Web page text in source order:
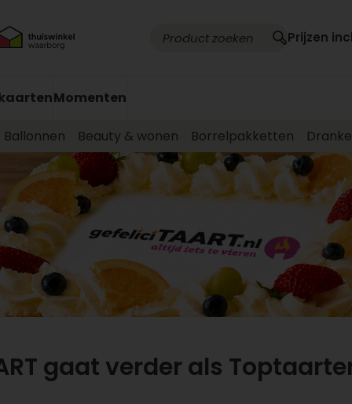
Prijzen
Momenten
Ballonnen Beauty & wonen Borrelpakketten
gaat verder als